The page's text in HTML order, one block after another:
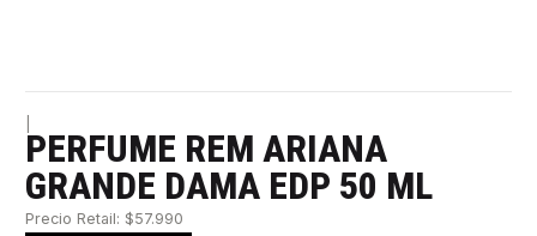
PERFUME REM ARIANA
GRANDE DAMA EDP 50 ML
Precio Retail: $57.990